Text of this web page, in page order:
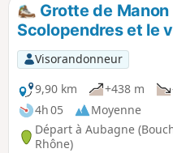
Grotte de
Scolopendres et le
Visorandonneur
9,90 km
+438 m
4h 05
Moyenne
Départ à Aubagne
Rhône)